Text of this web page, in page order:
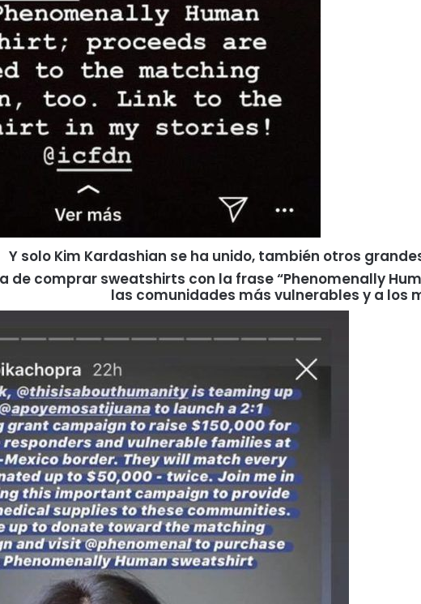
Y solo Kim Kardashian se ha unido, también otros
de comprar sweatshirts con la frase “Phenomenally
las comunidades más vulnerables y a los